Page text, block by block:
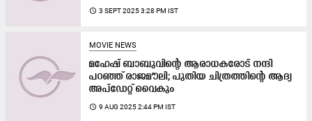
access_time 3 SEPT 2025 3:28 PM IST
MOVIE NEWS
മഹേഷ് ബാബുവിന്‍റെ ആരാധകരോട് നന്ദി
പറഞ്ഞ് രാജമൗലി; പുതിയ ചിത്രത്തിന്‍റെ ആദ്യ
അപ്ഡേറ്റ് വൈകും
access_time 9 AUG 2025 2:44 PM IST